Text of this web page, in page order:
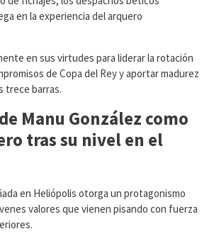
en la experiencia del arquero
en sus virtudes para liderar la rotación
de Copa del Rey y aportar madurez
trece barras.
Manu González como
tras su nivel en el
en Heliópolis otorga un protagonismo
valores que vienen pisando con fuerza